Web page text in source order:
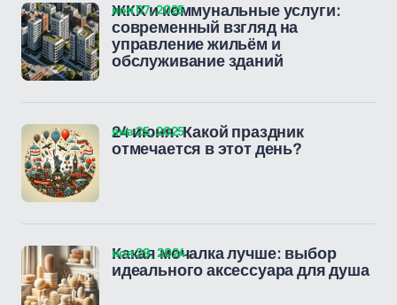
ЖКХ и коммунальные услуги:
современный взгляд на
управление жильём и
обслуживание зданий
ноя 07, 2025
24 июня: Какой праздник
отмечается в этот день?
янв 25, 2025
Какая мочалка лучше: выбор
идеального аксессуара для душа
ноя 29, 2024